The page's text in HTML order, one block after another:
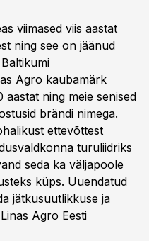
viimased viis aastat
ning see on jäänud
Agro kaubamärk
ning meie senised
brändi nimega.
ettevõttest
turuliidriks
seda ka väljapoole
küps. Uuendatud
jätkusuutlikkuse ja
Agro Eesti